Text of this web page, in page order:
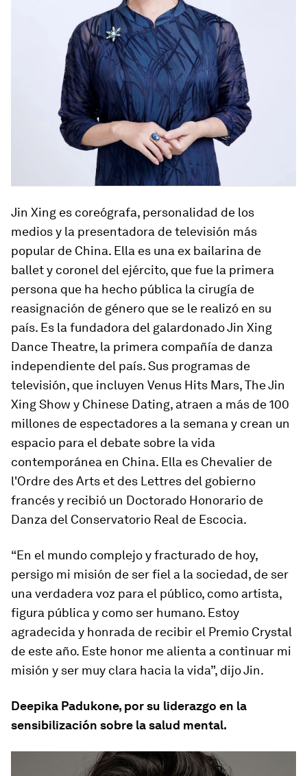
Jin Xing es coreógrafa, personalidad de los
medios y la presentadora de televisión más
popular de China. Ella es una ex bailarina de
ballet y coronel del ejército, que fue la primera
persona que ha hecho pública la cirugía de
reasignación de género que se le realizó en su
país. Es la fundadora del galardonado Jin Xing
Dance Theatre, la primera compañía de danza
independiente del país. Sus programas de
televisión, que incluyen Venus Hits Mars, The Jin
Xing Show y Chinese Dating, atraen a más de 100
millones de espectadores a la semana y crean un
espacio para el debate sobre la vida
contemporánea en China. Ella es Chevalier de
l'Ordre des Arts et des Lettres del gobierno
francés y recibió un Doctorado Honorario de
Danza del Conservatorio Real de Escocia.
“En el mundo complejo y fracturado de hoy,
persigo mi misión de ser fiel a la sociedad, de ser
una verdadera voz para el público, como artista,
figura pública y como ser humano. Estoy
agradecida y honrada de recibir el Premio Crystal
de este año. Este honor me alienta a continuar mi
misión y ser muy clara hacia la vida”, dijo Jin.
Deepika Padukone, por su liderazgo en la
sensibilización sobre la salud mental.